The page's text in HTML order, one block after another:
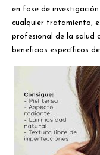
en fase de
cualquier tratamiento,
profesional de la salud
beneficios específicos